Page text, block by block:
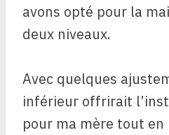
avons opté pour la
deux niveaux.
Avec quelques
inférieur offrirait
pour ma mère tout